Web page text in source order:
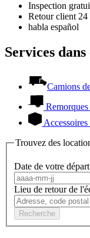
Inspection
Retour client 24
habla español
Services
Camions
Trouvez des
Date de votre
Lieu de retour de
Recherche